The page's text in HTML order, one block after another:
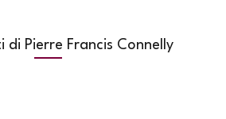
di Pierre Francis Connelly